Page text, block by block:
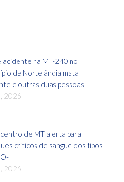
acidente na MT-240 no
de Nortelândia mata
e outras duas pessoas
2026
de MT alerta para
críticos de sangue dos tipos
2026